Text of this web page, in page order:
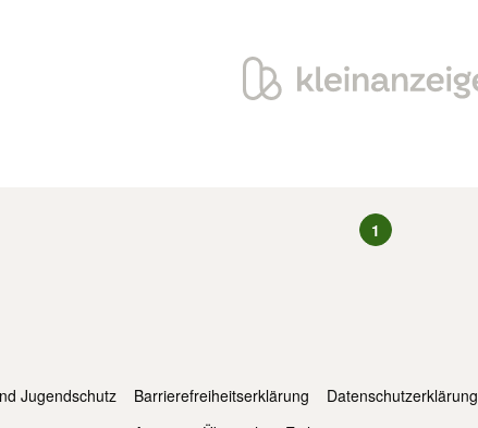
1
Jugendschutz Barrierefreiheitserklärung Datenschutzerklärung